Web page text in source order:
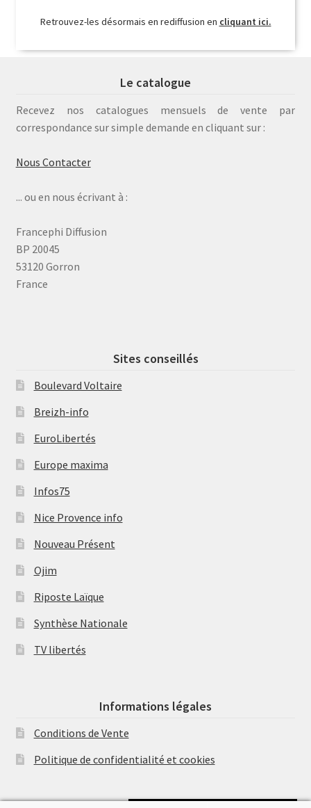
Retrouvez-les désormais en rediffusion en cliquant ici.
Le catalogue
Recevez nos catalogues mensuels de vente par
correspondance sur simple demande en cliquant sur :
Nous Contacter
... ou en nous écrivant à :
Francephi Diffusion
BP 20045
53120 Gorron
France
Sites conseillés
Boulevard Voltaire
Breizh-info
EuroLibertés
Europe maxima
Infos75
Nice Provence info
Nouveau Présent
Ojim
Riposte Laïque
Synthèse Nationale
TV libertés
Informations légales
Conditions de Vente
Politique de confidentialité et cookies